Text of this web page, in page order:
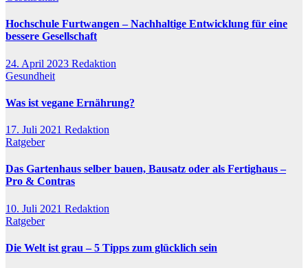
Hochschule Furtwangen – Nachhaltige Entwicklung für eine
bessere Gesellschaft
24. April 2023 Redaktion
Gesundheit
Was ist vegane Ernährung?
17. Juli 2021 Redaktion
Ratgeber
Das Gartenhaus selber bauen, Bausatz oder als Fertighaus –
Pro & Contras
10. Juli 2021 Redaktion
Ratgeber
Die Welt ist grau – 5 Tipps zum glücklich sein